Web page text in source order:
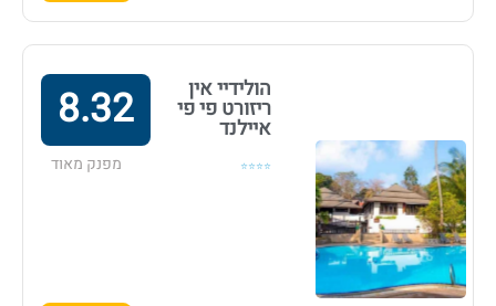
הולידיי אין
ריזורט פי פי
איילנד
⭐⭐⭐⭐
8.32
מפנק מאוד